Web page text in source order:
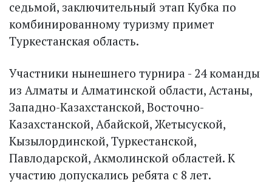
седьмой, заключительный этап Кубка по
комбинированному туризму примет
Туркестанская область.
Участники нынешнего турнира - 24 команды
из Алматы и Алматинской области, Астаны,
Западно-Казахстанской, Восточно-
Казахстанской, Абайской, Жетысуской,
Кызылординской, Туркестанской,
Павлодарской, Акмолинской областей. К
участию допускались ребята с 8 лет.